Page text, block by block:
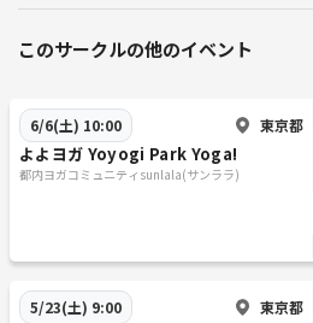
このサークルの他のイベント
6/6(土) 10:00 東京都
よよヨガ Yoyogi Park Yoga!
都内ヨガコミュニティsunlala(サンララ)
5/23(土) 9:00 東京都